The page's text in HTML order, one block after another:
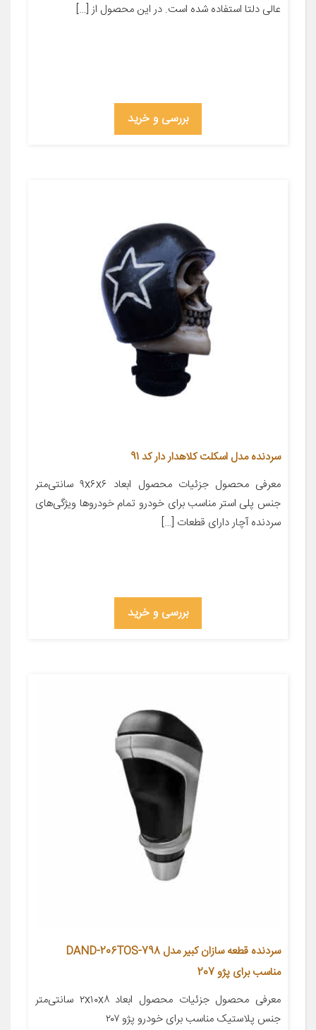
عالی دلتا استفاده شده است. در این محصول از […]
بررسی و خرید
سردنده مدل اسکلت کلاهدار دار کد 91
معرفی محصول جزئیات محصول ابعاد ۹x۶x۶ سانتی‌متر
جنس پلی استر مناسب برای خودرو تمام خودروها ویژگی‌های
سردنده آچار دارای قطعات […]
بررسی و خرید
سردنده قطعه سازان کبیر مدل DAND-206TOS-798
مناسب برای پژو 207
معرفی محصول جزئیات محصول ابعاد ۲x۱۰x۸ سانتی‌متر
جنس پلاستیک مناسب برای خودرو پژو ۲۰۷